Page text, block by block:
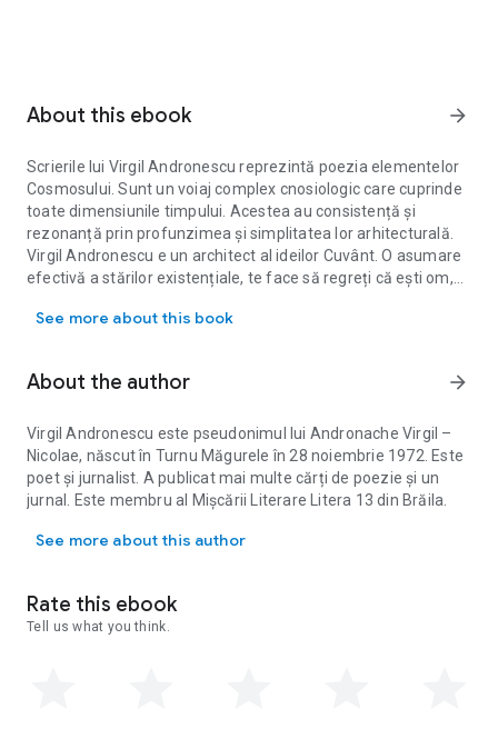
About this ebook arrow_forward
Scrierile lui Virgil Andronescu reprezintă poezia elementelor
Cosmosului. Sunt un voiaj complex cnosiologic care cuprinde
toate dimensiunile timpului. Acestea au consistență și
rezonanță prin profunzimea și simplitatea lor arhitecturală.
Virgil Andronescu e un architect al ideilor Cuvânt. O asumare
efectivă a stărilor existențiale, te face să regreți că ești om,
Scriu pentru a mă salva din ghearele durerilor personale și
sunt numai ale lui, putem spune că sunt atât de personale,
singular. De aceea a și scris Nu îmi apațin. - Zeno HALUPA,
aforist
See more about this book
About the author arrow_forward
Virgil Andronescu este pseudonimul lui Andronache Virgil –
Nicolae, născut în Turnu Măgurele în 28 noiembrie 1972. Este
poet și jurnalist. A publicat mai multe cărți de poezie și un
jurnal. Este membru al Mișcării Literare Litera 13 din Brăila.
See more about this author
Rate this ebook
Tell us what you think.